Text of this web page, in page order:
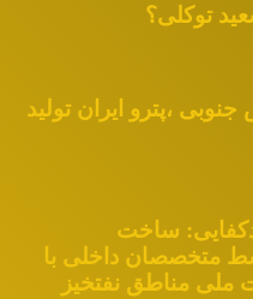
توکلی؟
،پترو ایران تولید
ساخت
متخصصان داخلی با
مناطق نفتخیز